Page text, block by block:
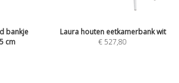
bankje
cm
Laura houten eetkamerbank wit
€ 527,80